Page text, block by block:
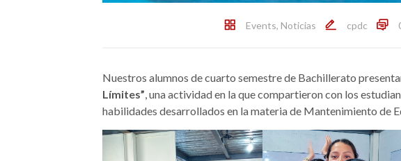
Events, Noticias cpdc
Nuestros alumnos de cuarto semestre de Bachillerato
Límites”, una actividad en la que compartieron con los
habilidades desarrollados en la materia de Mantenimiento de